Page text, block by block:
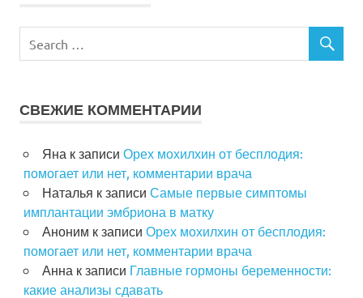
СВЕЖИЕ КОММЕНТАРИИ
Яна к записи Орех мохилхин от бесплодия:
помогает или нет, комментарии врача
Наталья к записи Самые первые симптомы
имплантации эмбриона в матку
Аноним к записи Орех мохилхин от бесплодия:
помогает или нет, комментарии врача
Анна к записи Главные гормоны беременности:
какие анализы сдавать